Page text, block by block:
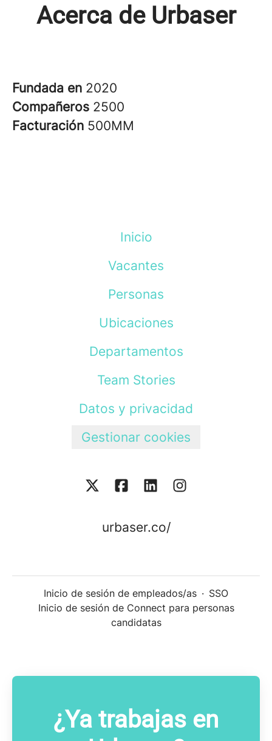
Acerca de Urbaser
Fundada en 2020
Compañeros 2500
Facturación 500MM
Inicio
Vacantes
Personas
Ubicaciones
Departamentos
Team Stories
Datos y privacidad
Gestionar cookies
urbaser.co/
Inicio de sesión de empleados/as · SSO
Inicio de sesión de Connect para personas
candidatas
¿Ya trabajas en